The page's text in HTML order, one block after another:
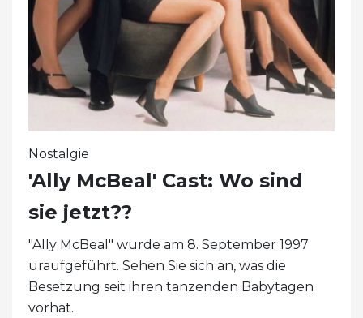
Nostalgie
'Ally McBeal' Cast: Wo sind
sie jetzt??
"Ally McBeal" wurde am 8. September 1997
uraufgeführt. Sehen Sie sich an, was die
Besetzung seit ihren tanzenden Babytagen
vorhat.